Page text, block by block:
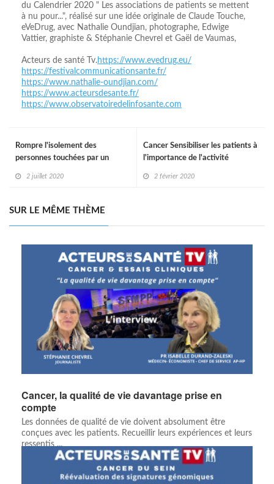
du Calendrier 2020 " Les associations de patients se mettent
à nu pour...", réalisé sur une idée originale de Claude Touche,
eVeDrug, avec Nathalie Oundjian, photographe, Edwige
Vattier, graphiste & Stéphanie Chevrel et Gaël de Vaumas,
Acteurs de santé Tv.https://www.evedrug.eu/
https://festivalcommunicationsante.fr/
https://www.nathalie-oundjian.com/
https://www.acteursdesante.fr/
https://www.observatoiredelinfosante.com
Cancer Sensibiliser les patients à
l'importance de l'activité
2 février 2020
Rompre l'isolement des
personnes touchées par un
2 juillet 2020
SUR LE MÊME THÈME
Cancer, la qualité de vie davantage prise en
compte
Les données de qualité de vie doivent absolument être
conçues avec les patients. Recueillir leurs expériences et leurs
ressentis ...